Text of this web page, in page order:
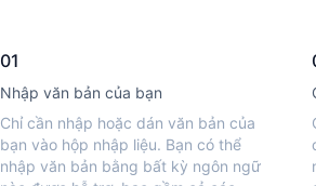
01
Nhập văn bản của bạn
Chỉ cần nhập hoặc dán văn bản của
bạn vào hộp nhập liệu. Bạn có thể
nhập văn bản bằng bất kỳ ngôn ngữ